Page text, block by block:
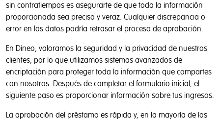
sin contratiempos es asegurarte de que toda la información
proporcionada sea precisa y veraz. Cualquier discrepancia o
error en los datos podría retrasar el proceso de aprobación.
En Dineo, valoramos la seguridad y la privacidad de nuestros
clientes, por lo que utilizamos sistemas avanzados de
encriptación para proteger toda la información que compartes
con nosotros. Después de completar el formulario inicial, el
siguiente paso es proporcionar información sobre tus ingresos.
La aprobación del préstamo es rápida y, en la mayoría de los